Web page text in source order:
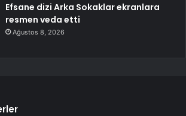
Efsane dizi Arka Sokaklar ekranlara
resmen veda etti
Ağustos 8, 2026